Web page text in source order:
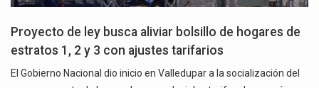
Proyecto de ley busca aliviar bolsillo de hogares de
estratos 1, 2 y 3 con ajustes tarifarios
El Gobierno Nacional dio inicio en Valledupar a la socialización del